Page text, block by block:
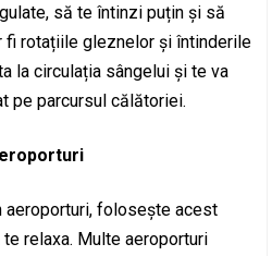
să te întinzi puțin și să
fi rotațiile gleznelor și întinderile
la circulația sângelui și te va
pe parcursul călătoriei.
aeroporturi, folosește acest
relaxa. Multe aeroporturi